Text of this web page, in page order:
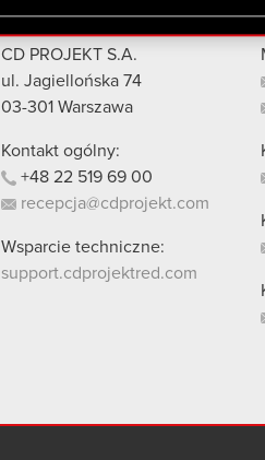
Kontakt
CD PROJEKT S.A.
ul. Jagiellońska 74
03-301 Warszawa
Kontakt ogólny:
+48 22 519 69 00
recepcja@cdprojekt.com
Wsparcie techniczne:
support.cdprojektred.com